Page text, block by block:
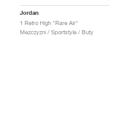
Jordan
1 Retro High "Rare Air"
Mezczyzni / Sportstyle / Buty